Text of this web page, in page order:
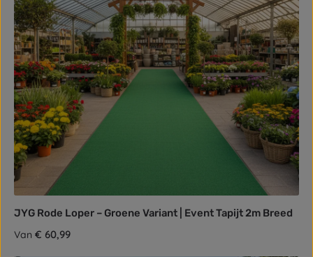
JYG Rode Loper – Groene Variant | Event Tapijt 2m Breed
Normale prijs:
Van € 60,99